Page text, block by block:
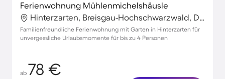
Ferienwohnung Mühlenmichelshäusle
Hinterzarten, Breisgau-Hochschwarzwald, Deutschland
Familienfreundliche Ferienwohnung mit Garten in Hinterzarten für
unvergessliche Urlaubsmomente für bis zu 4 Personen
ab 78 €